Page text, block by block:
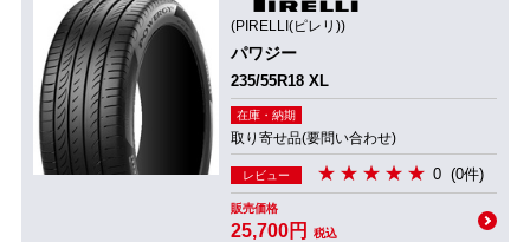
(PIRELLI(ピレリ))
パワジー
235/55R18 XL
在庫・納期
取り寄せ品(要問い合わせ)
レビュー 0 (0件)
販売価格
25,700円 税込